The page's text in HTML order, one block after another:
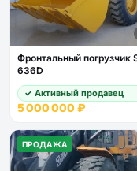
Фронтальный погрузчик
636D
✓ Активный продавец
5 000 000 ₽
ПРОДАЖА